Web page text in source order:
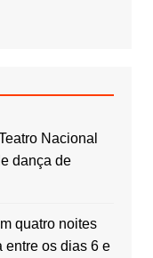
Nacional
dança de
quatro noites
entre os dias 6 e